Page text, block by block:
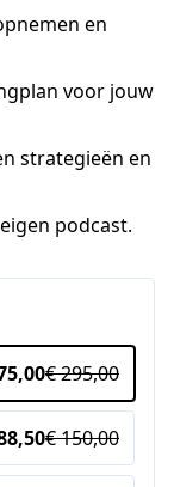
en
voor jouw
strategieën en
podcast.
€ 295,00
€ 150,00